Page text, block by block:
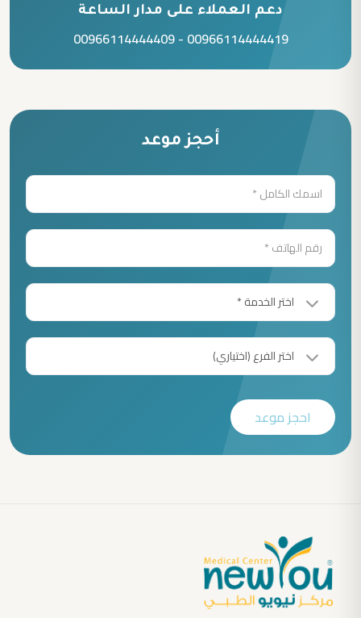
دعم العملاء على مدار الساعة
00966114444419
-
00966114444409
أحجز موعد
احجز موعد